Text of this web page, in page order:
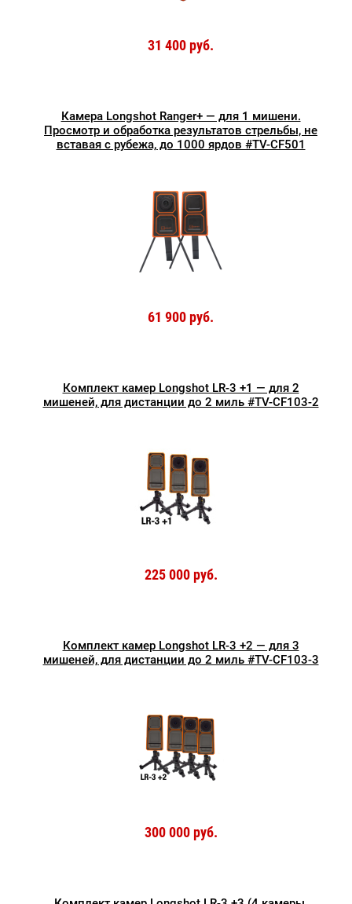
31 400 руб.
Камера Longshot Ranger+ — для 1 мишени.
Просмотр и обработка результатов стрельбы, не
вставая с рубежа, до 1000 ярдов #TV-CF501
61 900 руб.
Комплект камер Longshot LR-3 +1 — для 2
мишеней, для дистанции до 2 миль #TV-CF103-2
225 000 руб.
Комплект камер Longshot LR-3 +2 — для 3
мишеней, для дистанции до 2 миль #TV-CF103-3
300 000 руб.